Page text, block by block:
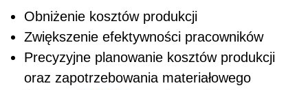
Obniżenie kosztów produkcji
Zwiększenie efektywności pracowników
Precyzyjne planowanie kosztów produkcji
oraz zapotrzebowania materiałowego